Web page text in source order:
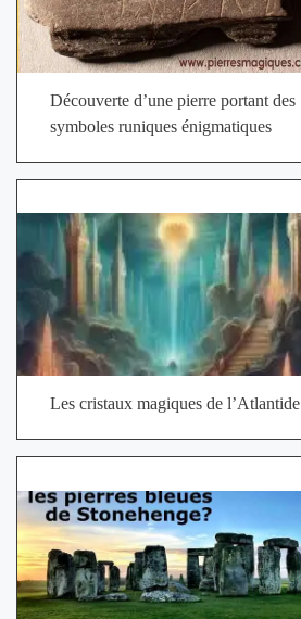
Découverte d’une pierre portant des
symboles runiques énigmatiques
Les cristaux magiques de l’Atlantide